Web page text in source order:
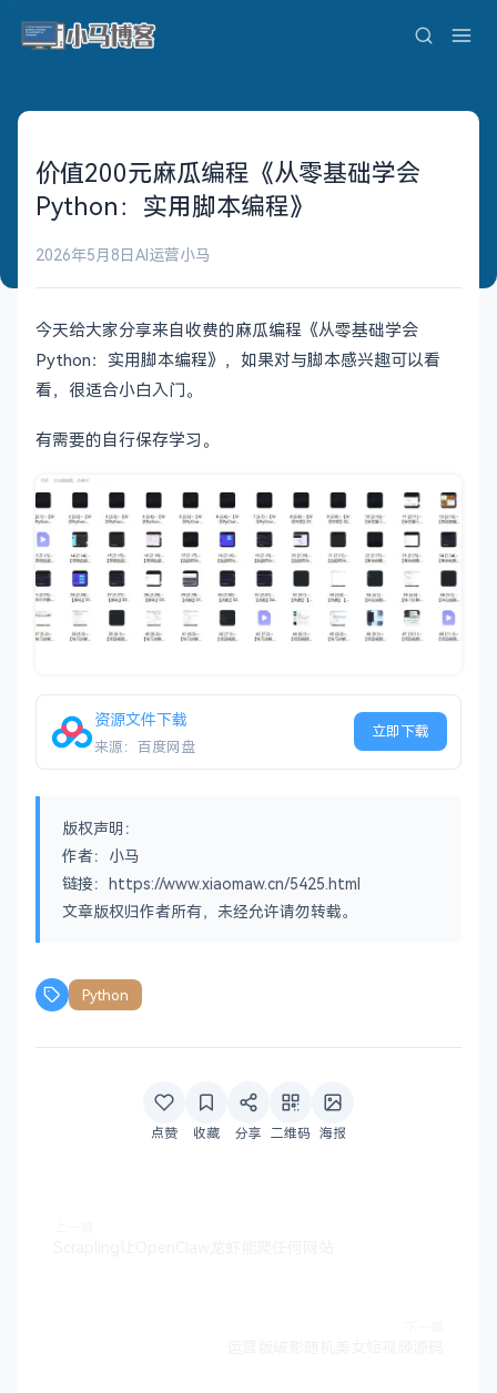
价值200元麻瓜编程《从零基础学会
Python：实用脚本编程》
2026年5月8日AI运营小马
今天给大家分享来自收费的麻瓜编程《从零基础学会
Python：实用脚本编程》，如果对与脚本感兴趣可以看
看，很适合小白入门。
有需要的自行保存学习。
资源文件下载
来源：百度网盘
立即下载
版权声明：
作者：小马
链接：https://www.xiaomaw.cn/5425.html
文章版权归作者所有，未经允许请勿转载。
Python
点赞 收藏 分享 二维码 海报